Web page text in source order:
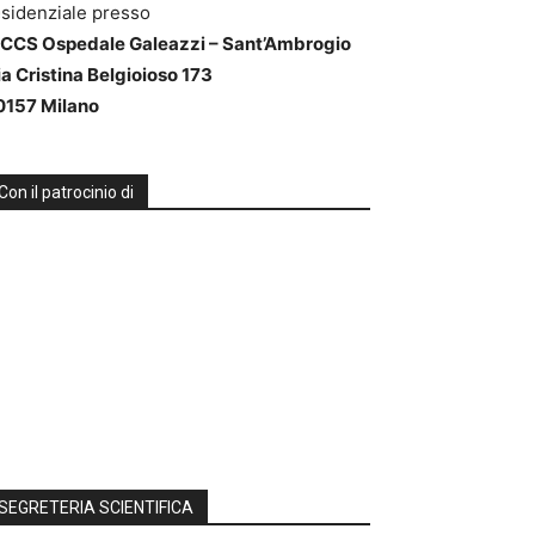
presso
Ospedale Galeazzi – Sant’Ambrogio
Cristina Belgioioso 173
Milano
il patrocinio di
SCIENTIFICA